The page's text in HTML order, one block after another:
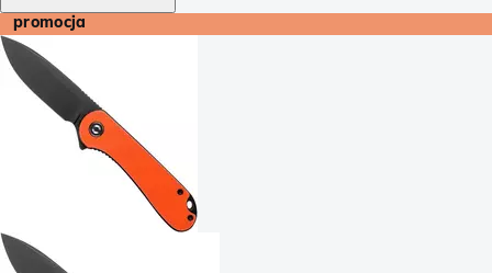
promocja